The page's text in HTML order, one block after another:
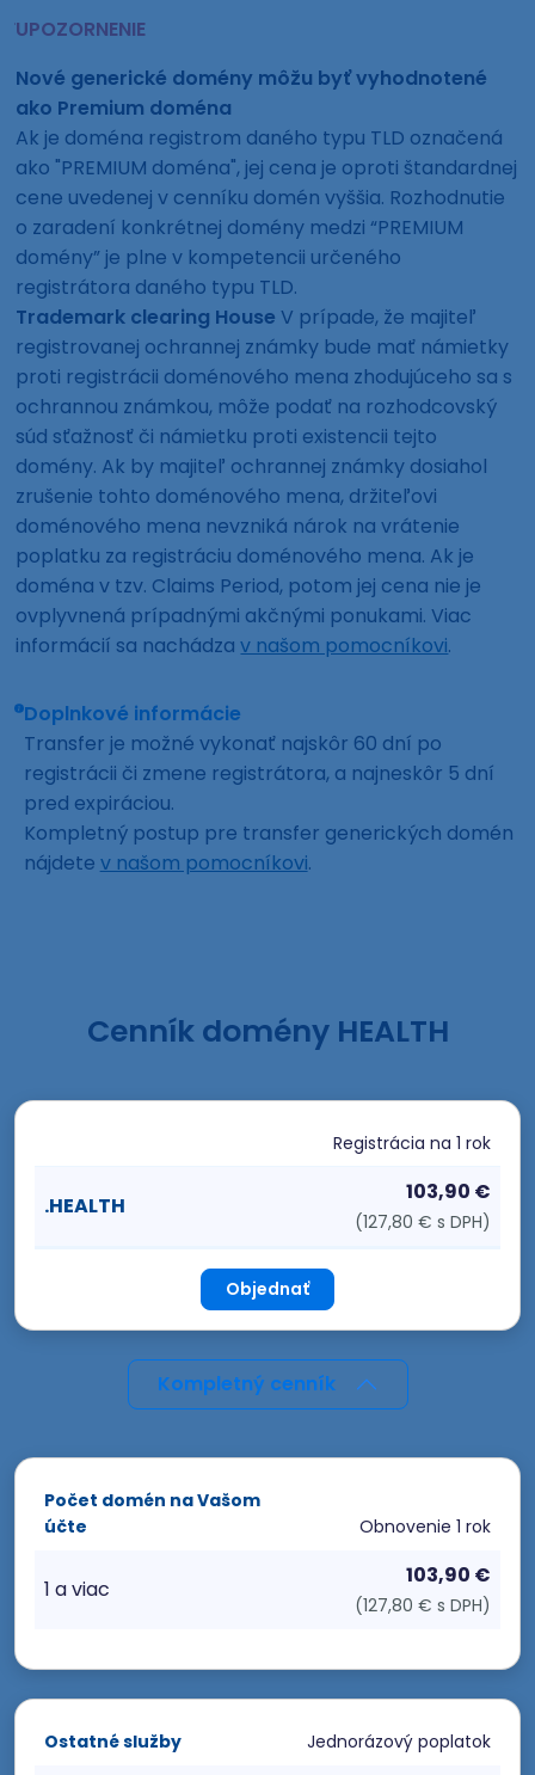
UPOZORNENIE
Nové generické domény môžu byť vyhodnotené
ako Premium doména
Ak je doména registrom daného typu TLD označená
ako "PREMIUM doména", jej cena je oproti štandardnej
cene uvedenej v cenníku domén vyššia. Rozhodnutie
o zaradení konkrétnej domény medzi “PREMIUM
domény” je plne v kompetencii určeného
registrátora daného typu TLD.
Trademark clearing House V prípade, že majiteľ
registrovanej ochrannej známky bude mať námietky
proti registrácii doménového mena zhodujúceho sa s
ochrannou známkou, môže podať na rozhodcovský
súd sťažnosť či námietku proti existencii tejto
domény. Ak by majiteľ ochrannej známky dosiahol
zrušenie tohto doménového mena, držiteľovi
doménového mena nevzniká nárok na vrátenie
poplatku za registráciu doménového mena. Ak je
doména v tzv. Claims Period, potom jej cena nie je
ovplyvnená prípadnými akčnými ponukami. Viac
informácií sa nachádzav našom pomocníkovi.
Doplnkové informácie
Transfer je možné vykonať najskôr 60 dní po
registrácii či zmene registrátora, a najneskôr 5 dní
pred expiráciou.
Kompletný postup pre transfer generických domén
nájdete v našom pomocníkovi.
Cenník domény HEALTH
Registrácia na 1 rok
.HEALTH
103,90 €
(127,80 € s DPH)
Objednať
Kompletný cenník
Počet domén na Vašom
účte
Obnovenie 1 rok
1 a viac
103,90 €
(127,80 € s DPH)
Ostatné služby Jednorázový poplatok